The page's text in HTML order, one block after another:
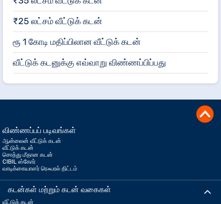
₹25 லட்சம் வீட்டுக் கடன்
ரூ 1 கோடி மதிப்பிலான வீட்டுக் கடன்
வீட்டுக் கடனுக்கு எவ்வாறு விண்ணப்பிப்பது
விண்ணப்பப் படிவங்கள்
ஆன்லைன் வீட்டுக் கடன்
வீட்டுக் கடன்
சொத்து மீதான கடன்
CIBIL ஸ்கோர்
வாடிக்கையாளர் ரெஃபரல் திட்டம்
கடன்கள் மற்றும் கடன் வகைகள்
வீட்டுக் கடன்